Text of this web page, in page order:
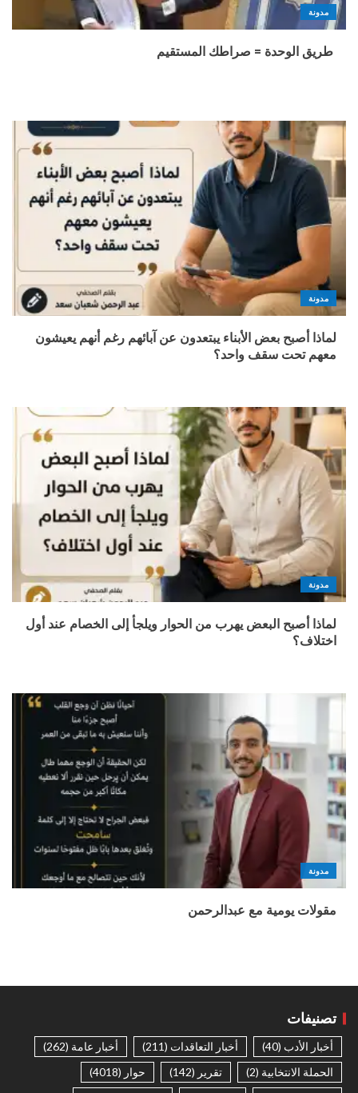
مدونة
طريق الوحدة = صراطك المستقيم
مدونة
لماذا أصبح بعض الأبناء يبتعدون عن آبائهم رغم أنهم يعيشون
معهم تحت سقف واحد؟
مدونة
لماذا أصبح البعض يهرب من الحوار ويلجأ إلى الخصام عند أول
اختلاف؟
مدونة
مقولات يومية مع عبدالرحمن
تصنيفات
أخبار الأدب (40) أخبار التعاقدات (211) أخبار عامة (262)
الحملة الانتخابية (2) تقرير (142) حوار (4018)